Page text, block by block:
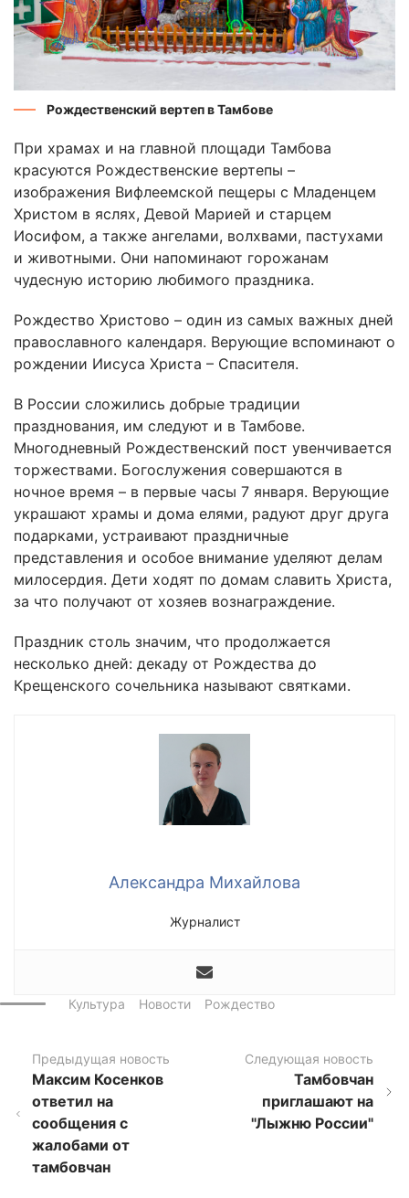
Рождественский вертеп в Тамбове
При храмах и на главной площади Тамбова
красуются Рождественские вертепы –
изображения Вифлеемской пещеры с Младенцем
Христом в яслях, Девой Марией и старцем
Иосифом, а также ангелами, волхвами, пастухами
и животными. Они напоминают горожанам
чудесную историю любимого праздника.
Рождество Христово – один из самых важных дней
православного календаря. Верующие вспоминают о
рождении Иисуса Христа – Спасителя.
В России сложились добрые традиции
празднования, им следуют и в Тамбове.
Многодневный Рождественский пост увенчивается
торжествами. Богослужения совершаются в
ночное время – в первые часы 7 января. Верующие
украшают храмы и дома елями, радуют друг друга
подарками, устраивают праздничные
представления и особое внимание уделяют делам
милосердия. Дети ходят по домам славить Христа,
за что получают от хозяев вознаграждение.
Праздник столь значим, что продолжается
несколько дней: декаду от Рождества до
Крещенского сочельника называют святками.
Александра Михайлова
Журналист
Культура Новости Рождество
Предыдущая новость
Максим Косенков
ответил на
сообщения с
жалобами от
тамбовчан
Следующая новость
Тамбовчан
приглашают на
"Лыжню России"